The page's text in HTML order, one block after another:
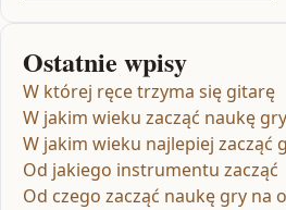
Ostatnie wpisy
W której ręce trzyma się gitarę
W jakim wieku zacząć naukę
W jakim wieku najlepiej zacząć
Od jakiego instrumentu zacząć
Od czego zacząć naukę gry na